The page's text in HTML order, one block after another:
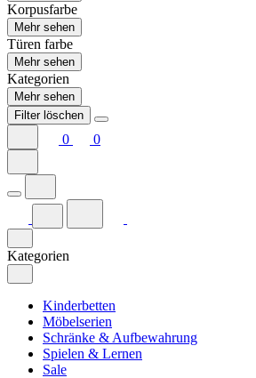
Korpusfarbe
Mehr sehen
Türen farbe
Mehr sehen
Kategorien
Mehr sehen
Filter löschen
0 0
Kategorien
Kinderbetten
Möbelserien
Schränke & Aufbewahrung
Spielen & Lernen
Sale